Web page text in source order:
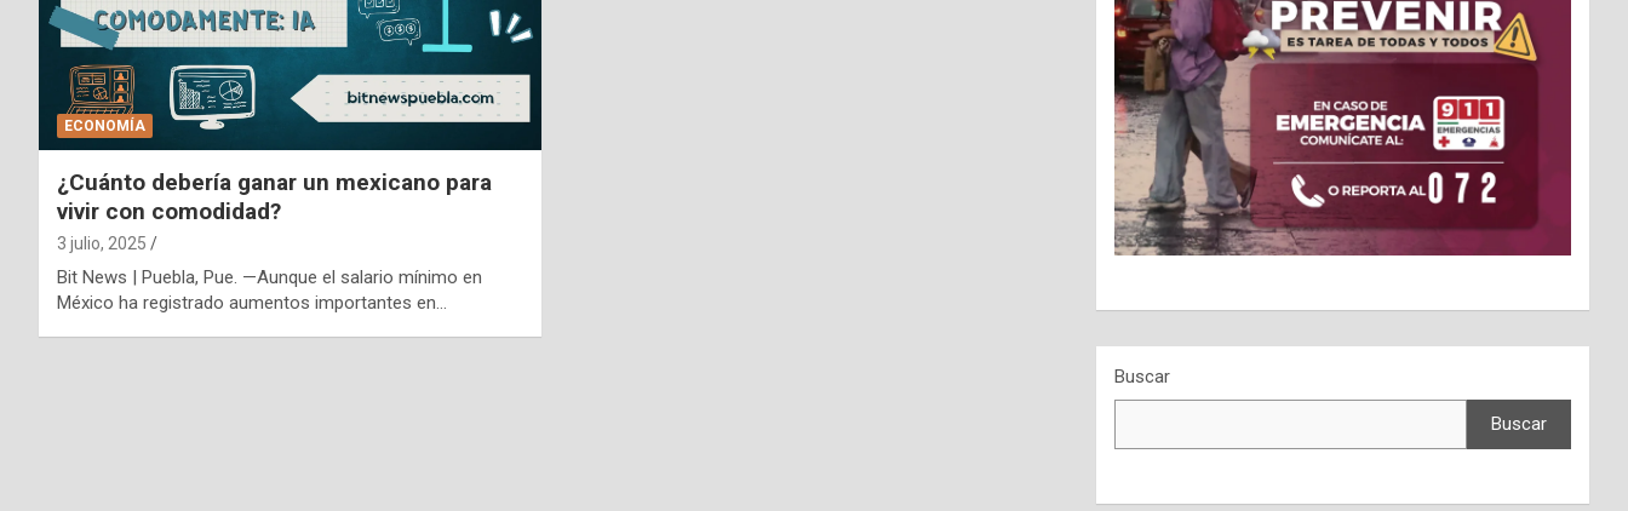
ECONOMÍA
¿Cuánto debería ganar un mexicano para
vivir con comodidad?
3 julio, 2025
Bit News | Puebla, Pue. —Aunque el salario mínimo en
México ha registrado aumentos importantes en…
Buscar
Buscar